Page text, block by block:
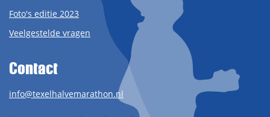
Foto's editie 2023
Veelgestelde vragen
Contact
info@texelhalvemarathon.nl